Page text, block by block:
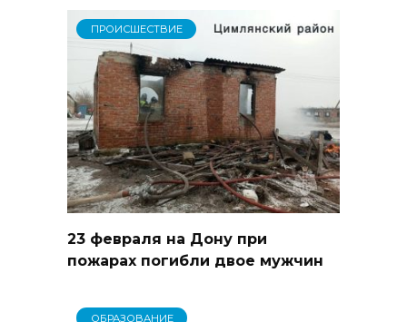
ПРОИСШЕСТВИЕ
23 февраля на Дону при
пожарах погибли двое мужчин
ОБРАЗОВАНИЕ